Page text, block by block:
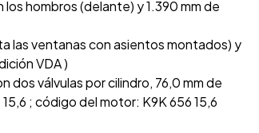
los hombros (delante) y 1.390 mm de
las ventanas con asientos montados) y
VDA )
dos válvulas por cilindro, 76,0 mm de
; código del motor: K9K 656 15,6